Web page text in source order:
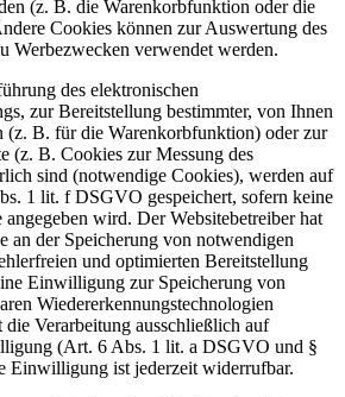
(z. B. die Warenkorbfunktion oder die
Cookies können zur Auswertung des
Werbezwecken verwendet werden.
des elektronischen
zur Bereitstellung bestimmter, von Ihnen
(z. B. für die Warenkorbfunktion) oder zur
(z. B. Cookies zur Messung des
sind (notwendige Cookies), werden auf
1 lit. f DSGVO gespeichert, sofern keine
angegeben wird. Der Websitebetreiber hat
an der Speicherung von notwendigen
und optimierten Bereitstellung
Einwilligung zur Speicherung von
Wiedererkennungstechnologien
Verarbeitung ausschließlich auf
(Art. 6 Abs. 1 lit. a DSGVO und §
Einwilligung ist jederzeit widerrufbar.